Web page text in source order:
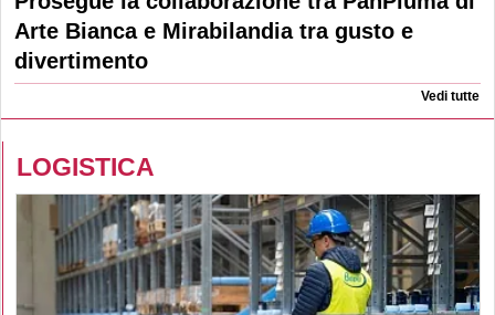
Arte Bianca e Mirabilandia tra gusto e
divertimento
Vedi tutte
LOGISTICA